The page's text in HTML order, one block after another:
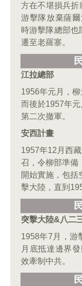
方在不堪損兵折
游擊隊放棄薩
時游擊隊總部也
遷至老羅寨。
江拉總部
1956年元月，
而後於1957年
第二次撤軍。
安西計畫
1957年12月西
召，令柳部準備
開始實施，包括
擊大陸，直到
突擊大陸&八二
1958年7月，游
月底抵達邊界
效牽制中共。